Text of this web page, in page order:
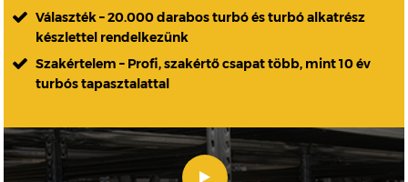
Választék – 20.000 darabos turbó és turbó alkatrész
készlettel rendelkezünk
Szakértelem – Profi, szakértő csapat több, mint 10 év
turbós tapasztalattal